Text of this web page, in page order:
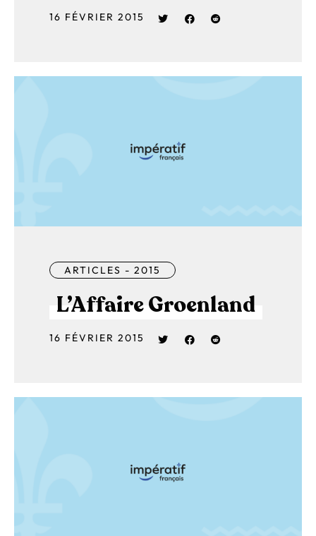
16 FÉVRIER 2015
ARTICLES - 2015
L’Affaire Groenland
16 FÉVRIER 2015